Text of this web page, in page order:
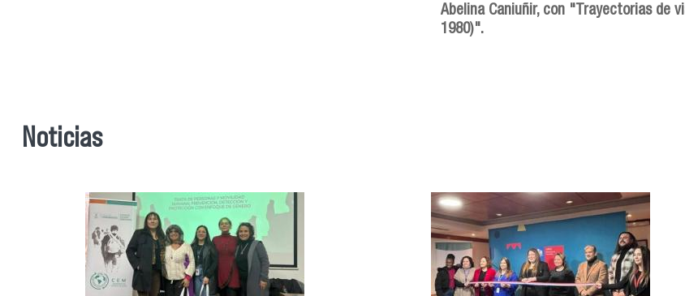
Abelina Caniuñir, con "Trayectorias de
1980)".
Noticias